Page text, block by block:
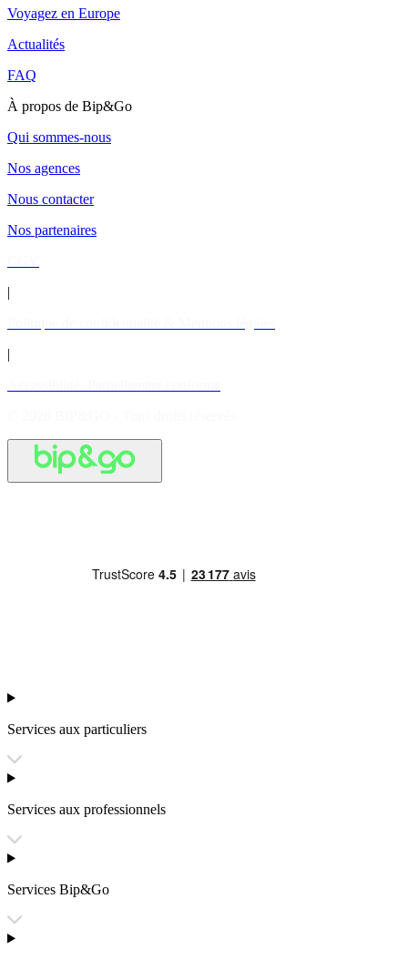
Voyagez en Europe
Actualités
FAQ
À propos de Bip&Go
Qui sommes-nous
Nos agences
Nous contacter
Nos partenaires
|
|
Services aux particuliers
Services aux professionnels
Services Bip&Go